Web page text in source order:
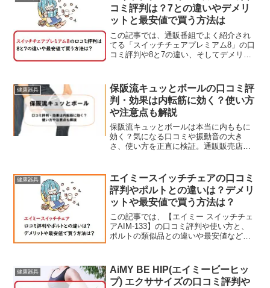
コミ評判は？7との違いやデメリ
ットと最安値で買う方法は
この記事では、通販番組でよく紹介され
てる「スイッチチェアプレミアム8」の口
コミ評判や8と7の違い、そしてデメリッ
天国」でも1位に選ばれていた人気座椅子
ですね！スイッチチ...
健康器具
保阪流キュッとボールの口コミ評
判・効果は内転筋に効く？使い方
や注意点も解説
保阪流キュッとボールは本当に内ももに
効く？気になる口コミや振動音の大き
さ、使い方を正直に検証。通販販売店情
をチェックしてみてくださいね。
健康器具
エイミースイッチチェアの口コミ
評判やポルトとの違いは？デメリ
ットや最安値で買う方法は？
この記事では、【エイミー スイッチチェ
アAIM-133】の口コミ評判や使い方と、
ポルトの類似品との違いや最安値などを
るので、手軽に使えるマッサージチェア
が人気みたいです...
健康器具
AiMY BE HIP(エイミービーヒッ
プ) エクササイズの口コミ評判や